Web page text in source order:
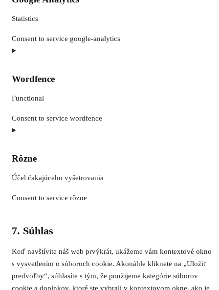
Statistics
Consent to service google-analytics
Wordfence
Functional
Consent to service wordfence
Rôzne
Účel čakajúceho vyšetrovania
Consent to service rôzne
7. Súhlas
Keď navštívite náš web prvýkrát, ukážeme vám kontextové okno
s vysvetlením o súboroch cookie. Akonáhle kliknete na „Uložiť
predvoľby“, súhlasíte s tým, že použijeme kategórie súborov
cookie a doplnkov, ktoré ste vybrali v kontextovom okne, ako je